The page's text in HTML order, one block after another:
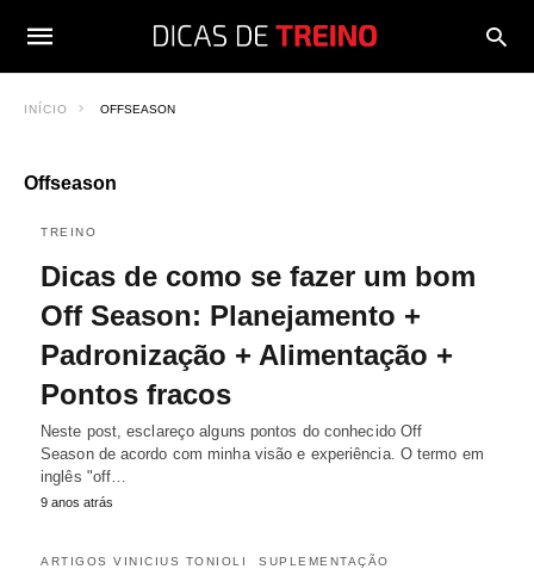
INÍCIO OFFSEASON
Offseason
TREINO
Dicas de como se fazer um bom
Off Season: Planejamento +
Padronização + Alimentação +
Pontos fracos
Neste post, esclareço alguns pontos do conhecido Off
Season de acordo com minha visão e experiência. O termo em
inglês "off…
9 anos atrás
ARTIGOS VINICIUS TONIOLI SUPLEMENTAÇÃO